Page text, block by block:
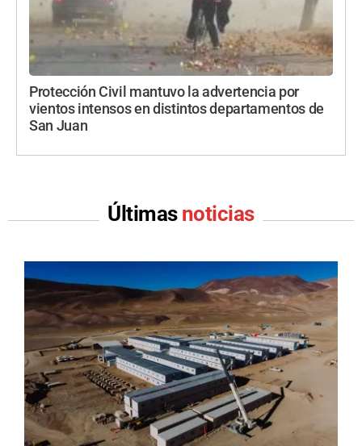
Protección Civil mantuvo la advertencia por
vientos intensos en distintos departamentos de
San Juan
Últimas noticias